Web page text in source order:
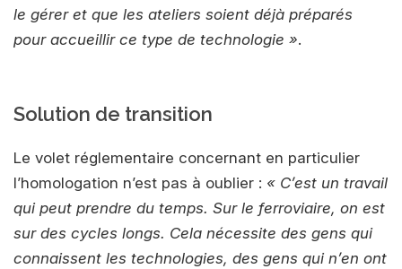
le gérer et que les ateliers soient déjà préparés
pour accueillir ce type de technologie ».
Solution de transition
Le volet réglementaire concernant en particulier
l’homologation n’est pas à oublier : « C’est un travail
qui peut prendre du temps. Sur le ferroviaire, on est
sur des cycles longs. Cela nécessite des gens qui
connaissent les technologies, des gens qui n’en ont